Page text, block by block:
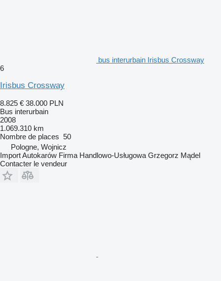
bus interurbain Irisbus Crossway
6
Irisbus Crossway
8.825 € 38.000 PLN
Bus interurbain
2008
1.069.310 km
Nombre de places 50
Pologne, Wojnicz
Import Autokarów Firma Handlowo-Usługowa Grzegorz Mądel
Contacter le vendeur